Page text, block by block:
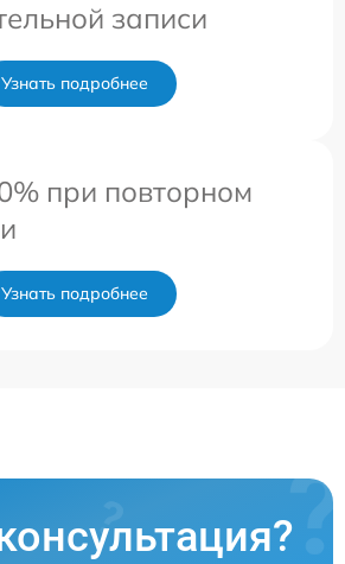
записи
Узнать подробнее
при повторном
Узнать подробнее